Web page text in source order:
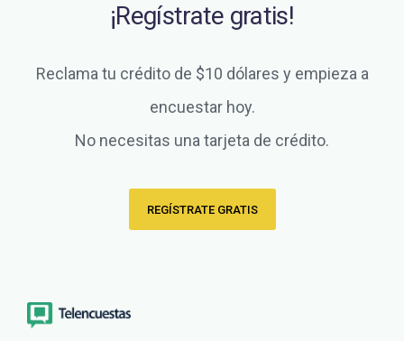
¡Regístrate gratis!
Reclama tu crédito de $10 dólares y empieza a
encuestar hoy.
No necesitas una tarjeta de crédito.
REGÍSTRATE GRATIS